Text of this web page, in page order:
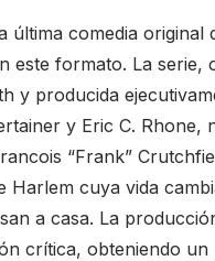
última comedia original
este formato. La serie,
y producida
y Eric C. Rhone,
“Frank”
Harlem cuya vida
a casa. La
crítica, obteniendo un